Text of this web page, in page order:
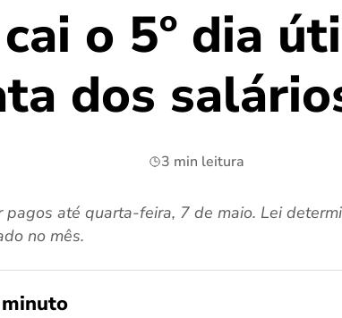
o 5º dia
dos
3 min leitura
até quarta-feira, 7 de maio. Lei
no mês.